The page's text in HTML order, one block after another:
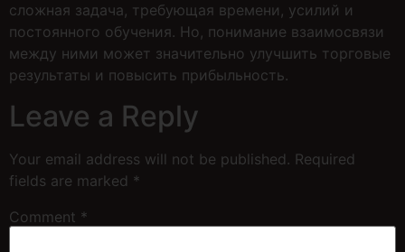
сложная задача, требующая времени, усилий и
постоянного обучения. Но, понимание взаимосвязи
между ними может значительно улучшить торговые
результаты и повысить прибыльность.
Leave a Reply
Your email address will not be published. Required
fields are marked *
Comment *